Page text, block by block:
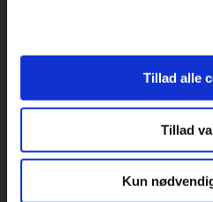
Tillad alle
Tillad
Kun
Vognmagergade 11
CVR 76351910
Kontakt kundeservice
Mandag-fredag kl. 10-15